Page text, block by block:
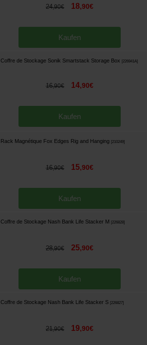
24,90€ 18,90€
Kaufen
Coffre de Stockage Sonik Smartstack Storage Box [226941A]
16,90€ 14,90€
Kaufen
Rack Magnétique Fox Edges Rig and Hanging [210249]
16,90€ 15,90€
Kaufen
Coffre de Stockage Nash Bank Life Stacker M [226828]
28,90€ 25,90€
Kaufen
Coffre de Stockage Nash Bank Life Stacker S [226827]
21,90€ 19,90€